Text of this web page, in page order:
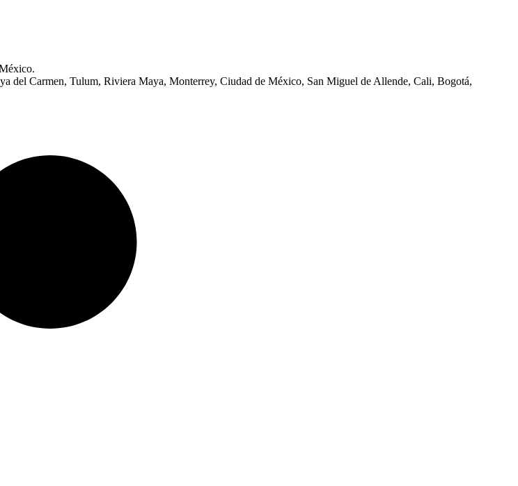
del Carmen, Tulum, Riviera Maya, Monterrey, Ciudad de México, San Miguel de Allende, Cali, Bogotá,